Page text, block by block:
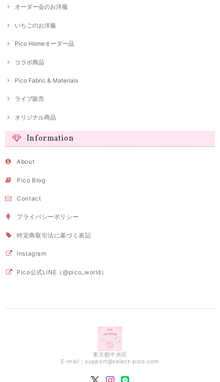
オーダー会のお洋服
いちごのお洋服
Pico Homeオーダー品
コラボ商品
Pico Fabric & Materials
ライブ販売
オリジナル商品
Information
About
Pico Blog
Contact
プライバシーポリシー
特定商取引法に基づく表記
Instagram
Pico公式LINE（@pico_world）
東京都中央区
E-mail： support@select-pico.com